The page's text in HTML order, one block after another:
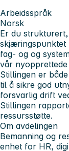
Arbeidsspråk
Norsk
Er du
skjæringspunktet
fag- og og
vår
Stillingen er
til å sikre god
forsvarlig drift
Stillingen
ressursstøtte.
Om avdelingen
Bemanning og
enhet for HR,